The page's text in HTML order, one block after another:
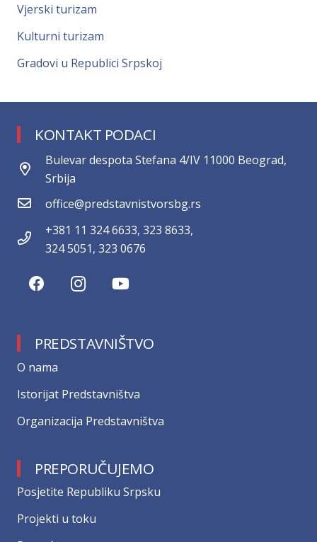
Vjerski turizam
Kulturni turizam
Gradovi u Republici Srpskoj
KONTAKT PODACI
Bulevar despota Stefana 4/IV 11000 Beograd,
Srbija
office@predstavnistvorsbg.rs
+381 11 324 6633, 323 8633,
324 5051, 323 0676
PREDSTAVNIŠTVO
О nama
Istorijat Predstavništva
Organizacija Predstavništva
PREPORUČUJEMO
Posjetite Republiku Srpsku
Projekti u toku